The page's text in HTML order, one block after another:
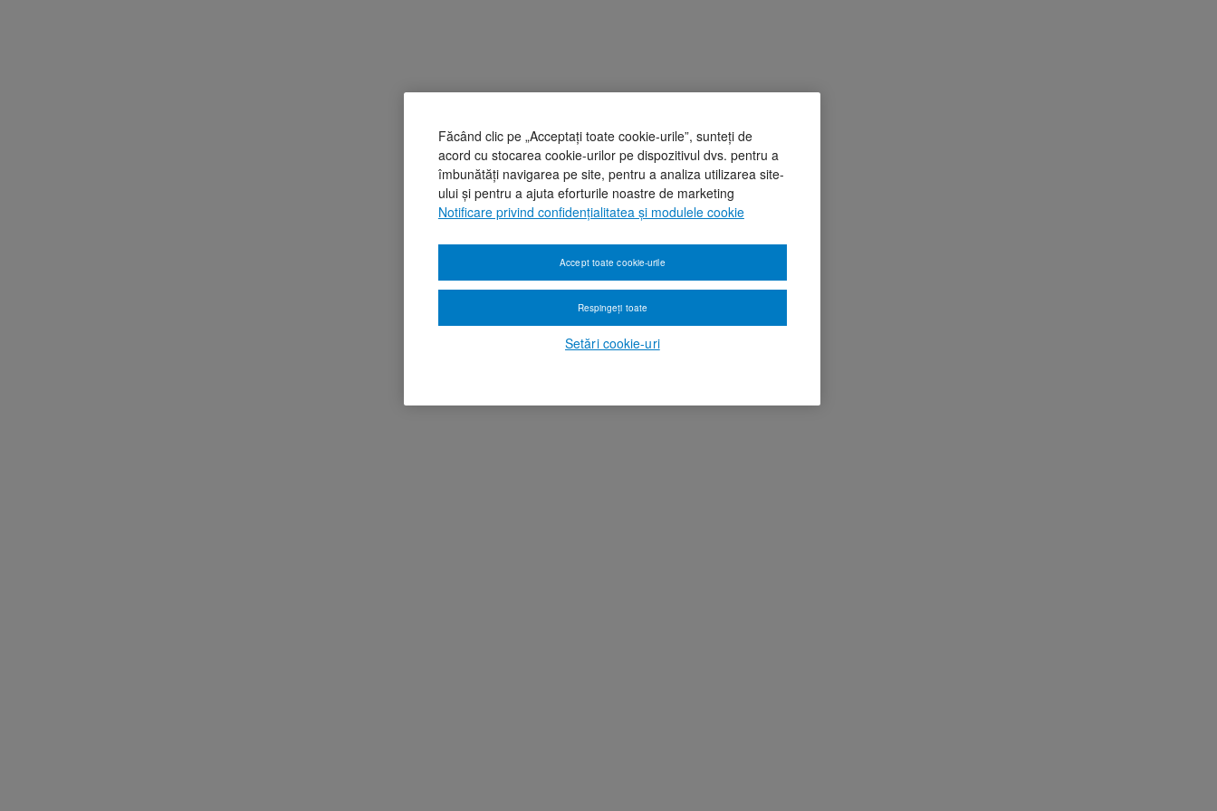
Făcând clic pe „Acceptați toate cookie-urile”, sunteți de
acord cu stocarea cookie-urilor pe dispozitivul dvs. pentru a
îmbunătăți navigarea pe site, pentru a analiza utilizarea site-
ului și pentru a ajuta eforturile noastre de marketing
Notificare privind confidențialitatea și modulele cookie
Setări cookie-uri
Respingeți toate
Accept toate cookie-urile